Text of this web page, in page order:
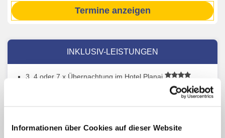
Informationen über Cookies auf dieser Website
Termine anzeigen
INKLUSIV-LEISTUNGEN
3, 4 oder 7 x Übernachtung im Hotel Planai
Verpflegung: All-inclusive light mit Frühstücksbuffet,
Lunchpaket (zum Selbermachen vom Frühstücksbuffet),
unbegrenzt Getränke zum Abendessen zwischen